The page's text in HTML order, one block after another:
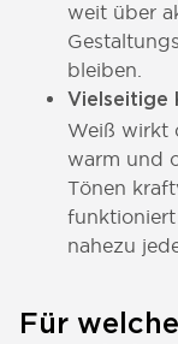
weit über
bleiben.
Vielseitige
Weiß wirkt
warm und
Tönen
nahezu
Für